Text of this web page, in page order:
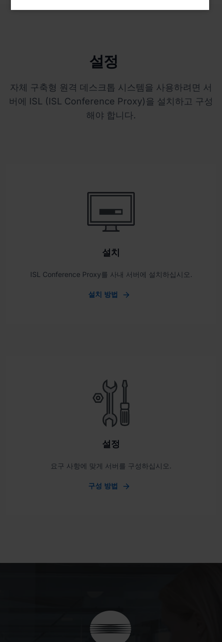
설정
자체 구축형 원격 데스크톱 시스템을 사용하려면 서
버에 ISL (ISL Conference Proxy)을 설치하고 구성
해야 합니다.
설치
ISL Conference Proxy를 사내 서버에 설치하십시오.
설치 방법
설정
요구 사항에 맞게 서버를 구성하십시오.
구성 방법